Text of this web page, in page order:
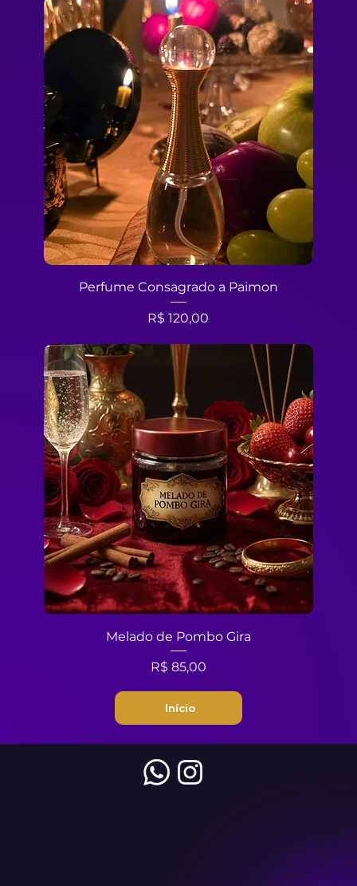
Perfume Consagrado a Paimon
Preço
R$ 120,00
Melado de Pombo Gira
Preço
R$ 85,00
Início